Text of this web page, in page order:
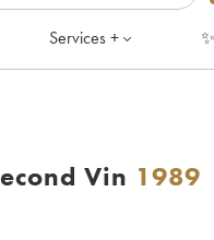
Services + ✨
Vin 1989